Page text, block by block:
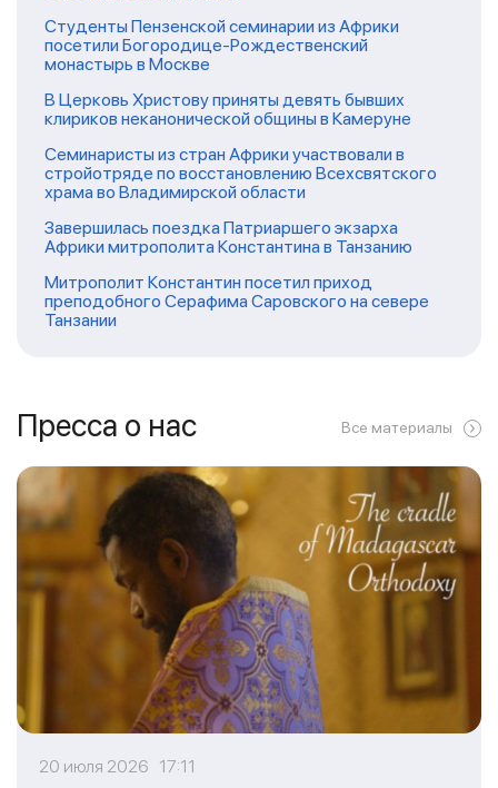
Студенты Пензенской семинарии из Африки
посетили Богородице-Рождественский
монастырь в Москве
В Церковь Христову приняты девять бывших
клириков неканонической общины в Камеруне
Семинаристы из стран Африки участвовали в
стройотряде по восстановлению Всехсвятского
храма во Владимирской области
Завершилась поездка Патриаршего экзарха
Африки митрополита Константина в Танзанию
Митрополит Константин посетил приход
преподобного Серафима Саровского на севере
Танзании
Пресса о нас Все материалы
20 июля 2026 17:11